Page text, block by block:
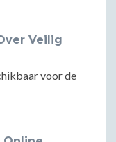
Veilig
voor de